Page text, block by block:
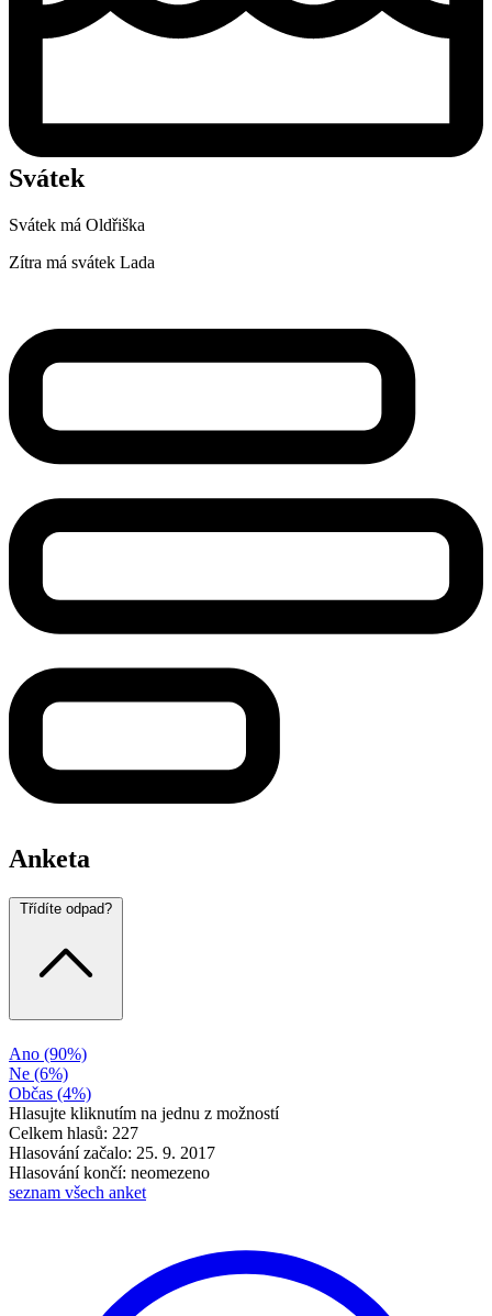
Svátek
Svátek má Oldřiška
Zítra má svátek Lada
Anketa
Třídíte odpad?
Ano (90%)
Ne (6%)
Občas (4%)
Hlasujte kliknutím na jednu z možností
Celkem hlasů: 227
Hlasování začalo: 25. 9. 2017
Hlasování končí: neomezeno
seznam všech anket